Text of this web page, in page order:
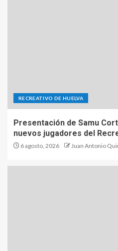
RECREATIVO DE HUELVA
Presentación de Samu
nuevos jugadores del
6 agosto, 2026 Juan Antonio